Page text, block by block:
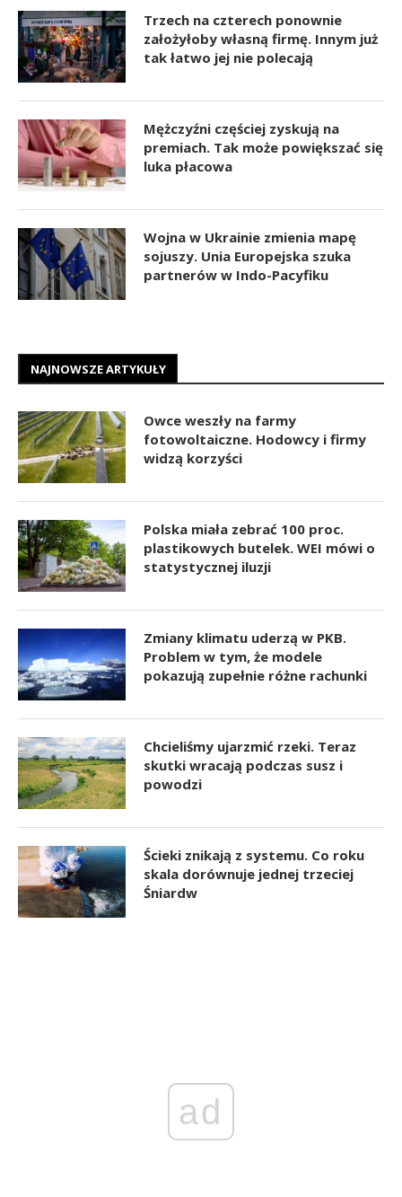
Trzech na czterech ponownie
założyłoby własną firmę. Innym już
tak łatwo jej nie polecają
Mężczyźni częściej zyskują na
premiach. Tak może powiększać się
luka płacowa
Wojna w Ukrainie zmienia mapę
sojuszy. Unia Europejska szuka
partnerów w Indo-Pacyfiku
NAJNOWSZE ARTYKUŁY
Owce weszły na farmy
fotowoltaiczne. Hodowcy i firmy
widzą korzyści
Polska miała zebrać 100 proc.
plastikowych butelek. WEI mówi o
statystycznej iluzji
Zmiany klimatu uderzą w PKB.
Problem w tym, że modele
pokazują zupełnie różne rachunki
Chcieliśmy ujarzmić rzeki. Teraz
skutki wracają podczas susz i
powodzi
Ścieki znikają z systemu. Co roku
skala dorównuje jednej trzeciej
Śniardw
ad